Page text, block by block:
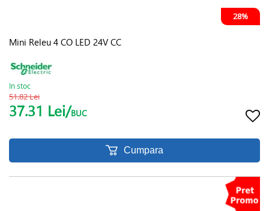
28%
Mini Releu 4 CO LED 24V CC
In stoc
51.82 Lei
37.31 Lei/BUC
Cumpara